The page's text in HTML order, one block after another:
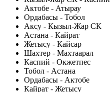
Актобе - Атырау
Ордабасы - Тобол
Аксу - Кызыл-Жар СК
Астана - Кайрат
Жетысу - Кайсар
Шахтер - Махтаарал
Каспий - Окжетпес
Тобол - Астана
Ордабасы - Актобе
Кайрат - Жетысу